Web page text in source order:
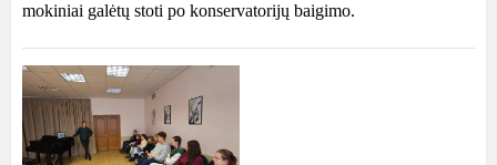
mokiniai galėtų stoti po konservatorijų baigimo.